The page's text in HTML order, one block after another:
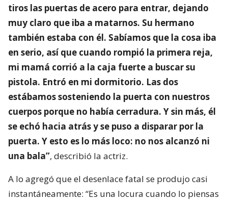
tiros las puertas de acero para entrar, dejando
muy claro que iba a matarnos. Su hermano
también estaba con él. Sabíamos que la cosa iba
en serio, así que cuando rompió la primera reja,
mi mamá corrió a la caja fuerte a buscar su
pistola. Entró en mi dormitorio. Las dos
estábamos sosteniendo la puerta con nuestros
cuerpos porque no había cerradura. Y sin más, él
se echó hacia atrás y se puso a disparar por la
puerta. Y esto es lo más loco: no nos alcanzó ni
una bala”, describió la actriz.
A lo agregó que el desenlace fatal se produjo casi
instantáneamente: “Es una locura cuando lo piensas